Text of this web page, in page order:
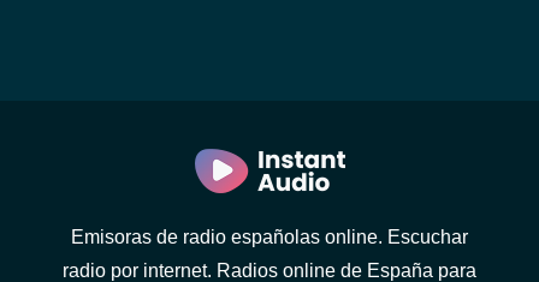
Emisoras de radio españolas online. Escuchar
radio por internet. Radios online de España para